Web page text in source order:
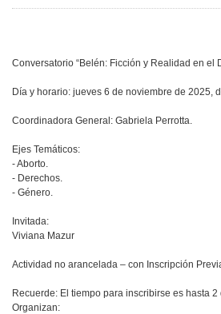
Conversatorio “Belén: Ficción y Realidad en el
Día y horario: jueves 6 de noviembre de 2025,
Coordinadora General: Gabriela Perrotta.
Ejes Temáticos:
- Aborto.
- Derechos.
- Género.
Invitada:
Viviana Mazur
Actividad no arancelada – con Inscripción
Recuerde: El tiempo para inscribirse es hasta
Organizan: